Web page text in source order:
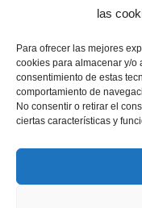
las
Para ofrecer las mejores
cookies para almacenar y/o
consentimiento de estas
comportamiento de
No consentir o retirar el
ciertas características y